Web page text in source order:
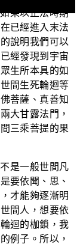
果以正法時期
已經進入末法
說明我們可以
經發現到宇宙
生所本具的如
間生死輪迴等
菩薩、真善知
大甘露法門，
三乘菩提的果
是一般世間凡
要依聞、思、
才能夠逐漸明
間人，想要依
迴的枷鎖，我
例子。所以，